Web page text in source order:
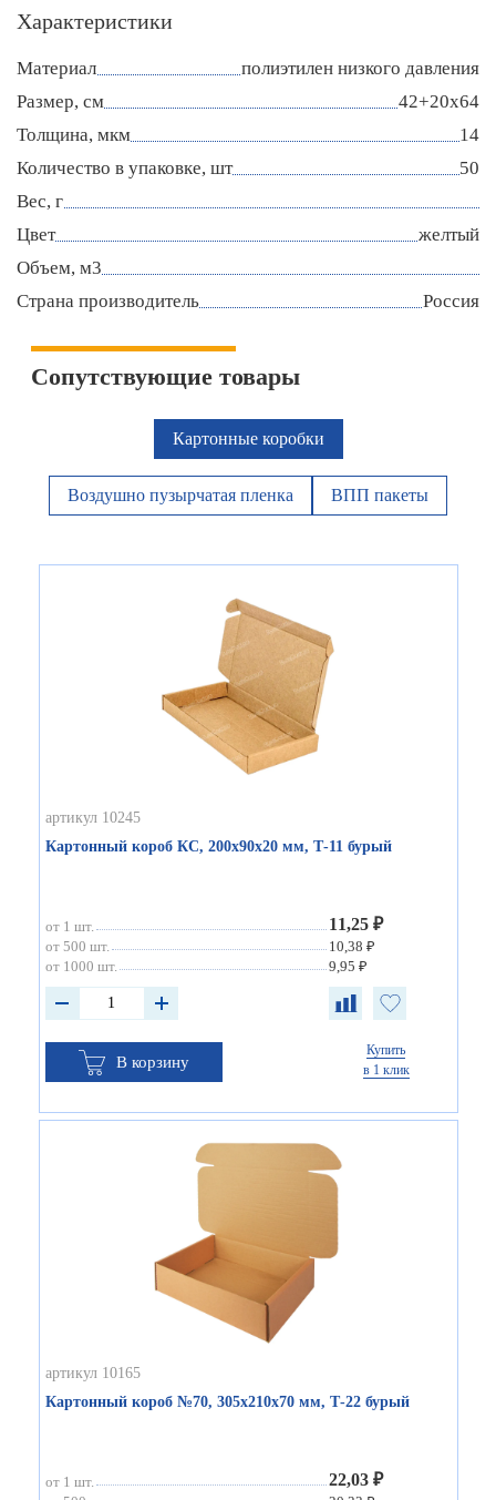
Характеристики
Материал
полиэтилен низкого давления
Размер, см
42+20х64
Толщина, мкм
14
Количество в упаковке, шт
50
Вес, г
Цвет
желтый
Объем, м3
Страна производитель
Россия
Сопутствующие товары
Картонные коробки
Воздушно пузырчатая пленка ВПП пакеты
артикул 10245
Картонный короб КС, 200х90х20 мм, Т-11 бурый
от 1 шт. 11,25 ₽
от 500 шт.
10,38 ₽
от 1000 шт.
9,95 ₽
В корзину
Купить
в 1 клик
артикул 10165
Картонный короб №70, 305х210х70 мм, Т-22 бурый
от 1 шт. 22,03 ₽